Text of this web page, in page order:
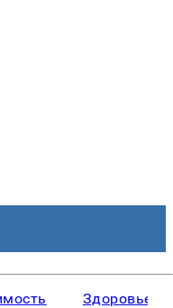
Здоровье